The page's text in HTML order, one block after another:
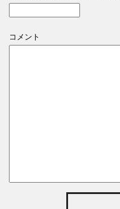
コメント